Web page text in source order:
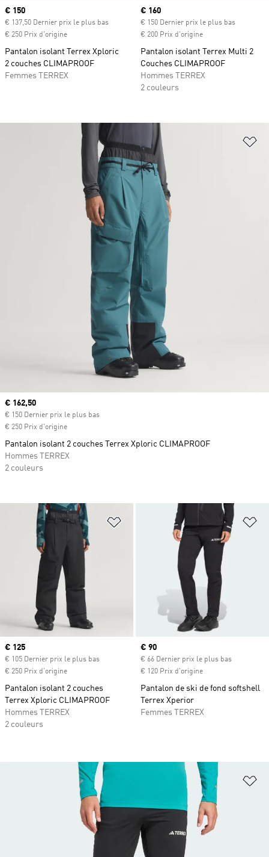
Prix actuel
€ 150
€ 137,50 Dernier prix le plus bas
€ 250 Prix d'origine
Pantalon isolant Terrex Xploric
2 couches CLIMAPROOF
Femmes TERREX
Prix actuel
€ 160
€ 150 Dernier prix le plus bas
€ 200 Prix d'origine
Pantalon isolant Terrex Multi 2
Couches CLIMAPROOF
Hommes TERREX
2 couleurs
Ajouter à la Liste de produits
Prix actuel
€ 125
€ 105 Dernier prix le plus bas
€ 250 Prix d'origine
Pantalon isolant 2 couches
Terrex Xploric CLIMAPROOF
Hommes TERREX
2 couleurs
Prix actuel
€ 90
€ 66 Dernier prix le plus bas
€ 120 Prix d'origine
Pantalon de ski de fond softshell
Terrex Xperior
Femmes TERREX
Prix actuel
€ 162,50
€ 150 Dernier prix le plus bas
€ 250 Prix d'origine
Pantalon isolant 2 couches Terrex Xploric CLIMAPROOF
Hommes TERREX
2 couleurs